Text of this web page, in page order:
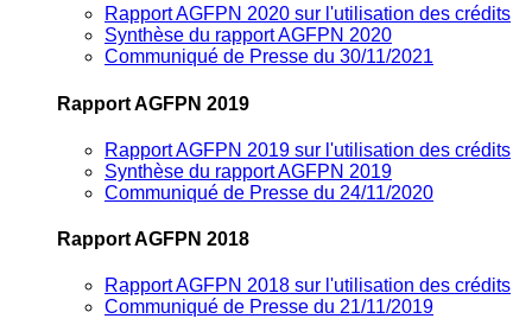
Rapport AGFPN 2020 sur l'utilisation des crédits
Synthèse du rapport AGFPN 2020
Communiqué de Presse du 30/11/2021
Rapport AGFPN 2019
Rapport AGFPN 2019 sur l'utilisation des crédits
Synthèse du rapport AGFPN 2019
Communiqué de Presse du 24/11/2020
Rapport AGFPN 2018
Rapport AGFPN 2018 sur l'utilisation des crédits
Communiqué de Presse du 21/11/2019